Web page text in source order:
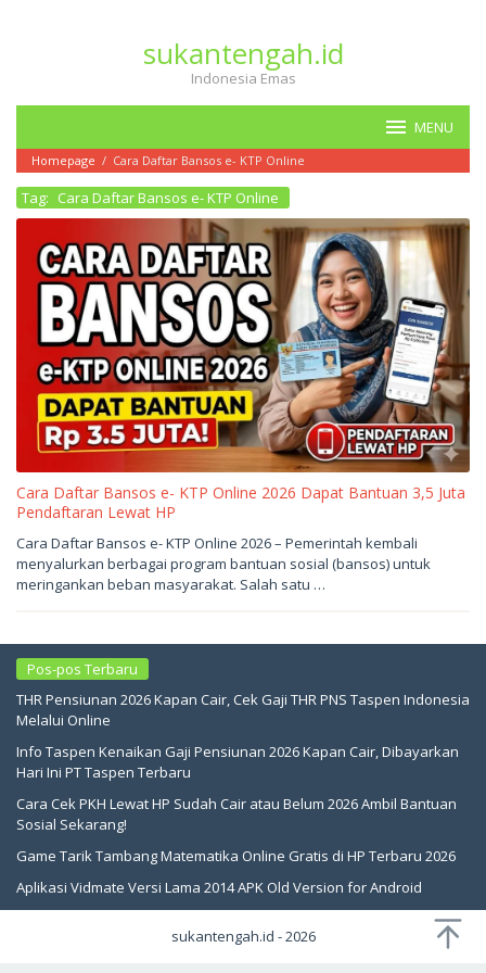
sukantengah.id
Indonesia Emas
MENU
Homepage / Cara Daftar Bansos e- KTP Online
Tag: Cara Daftar Bansos e- KTP Online
Cara Daftar Bansos e- KTP Online 2026 Dapat Bantuan 3,5 Juta
Pendaftaran Lewat HP
Mei
2026
oleh
sukantengah
Cara Daftar Bansos e- KTP Online 2026 – Pemerintah kembali
menyalurkan berbagai program bantuan sosial (bansos) untuk
meringankan beban masyarakat. Salah satu …
Pos-pos Terbaru
THR Pensiunan 2026 Kapan Cair, Cek Gaji THR PNS Taspen Indonesia
Melalui Online
Info Taspen Kenaikan Gaji Pensiunan 2026 Kapan Cair, Dibayarkan
Hari Ini PT Taspen Terbaru
Cara Cek PKH Lewat HP Sudah Cair atau Belum 2026 Ambil Bantuan
Sosial Sekarang!
Game Tarik Tambang Matematika Online Gratis di HP Terbaru 2026
Aplikasi Vidmate Versi Lama 2014 APK Old Version for Android
sukantengah.id - 2026